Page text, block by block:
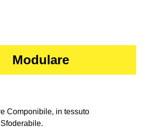
Modulare
Componibile, in tessuto